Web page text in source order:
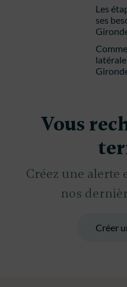
Les
ses
Vous
Créez une alerte
nos
Créer